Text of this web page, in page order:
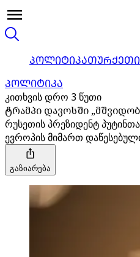
ᲞᲝᲚᲘᲢᲘᲙᲐᲗᲣᲠᲥᲔᲗᲘ
ᲞᲝᲚᲘᲢᲘᲙᲐ
კითხვის დრო 3 წუთი
ტრამპი დავოსში
რუსეთის პრეზიდენტ
ევროპის მიმართ
გაზიარება